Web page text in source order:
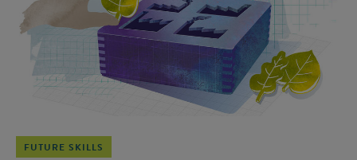
©
FUTURE SKILLS